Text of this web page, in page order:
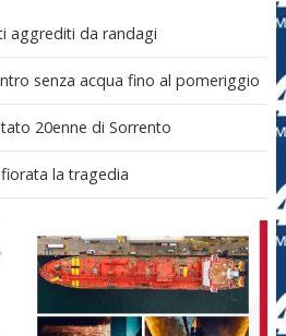
aggrediti da randagi
senza acqua fino al pomeriggio
20enne di Sorrento
la tragedia